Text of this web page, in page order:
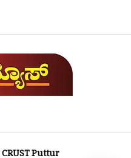
CRUST Puttur